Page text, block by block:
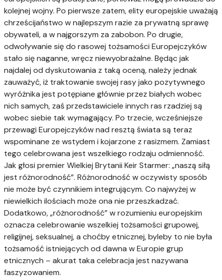
kolejnej wojny. Po pierwsze zatem, elity europejskie uważają
chrześcijaństwo w najlepszym razie za prywatną sprawę
obywateli, a w najgorszym za zabobon. Po drugie,
odwoływanie się do rasowej tożsamości Europejczyków
stało się naganne, wręcz niewyobrażalne. Będąc jak
najdalej od dyskutowania z taką oceną, należy jednak
zauważyć, iż traktowanie swojej rasy jako pozytywnego
wyróżnika jest potępiane głównie przez białych wobec
nich samych, zaś przedstawiciele innych ras rzadziej są
wobec siebie tak wymagający. Po trzecie, wcześniejsze
przewagi Europejczyków nad resztą świata są teraz
wspominane ze wstydem i kojarzone z rasizmem. Zamiast
tego celebrowana jest wszelkiego rodzaju odmienność.
Jak głosi premier Wielkiej Brytanii Keir Starmer: „naszą siłą
jest różnorodność”. Różnorodność w oczywisty sposób
nie może być czynnikiem integrującym. Co najwyżej w
niewielkich ilościach może ona nie przeszkadzać.
Dodatkowo, „różnorodność” w rozumieniu europejskim
oznacza celebrowanie wszelkiej tożsamości grupowej,
religijnej, seksualnej, a choćby etnicznej, byleby to nie była
tożsamość istniejących od dawna w Europie grup
etnicznych – akurat taka celebracja jest nazywana
faszyzowaniem.